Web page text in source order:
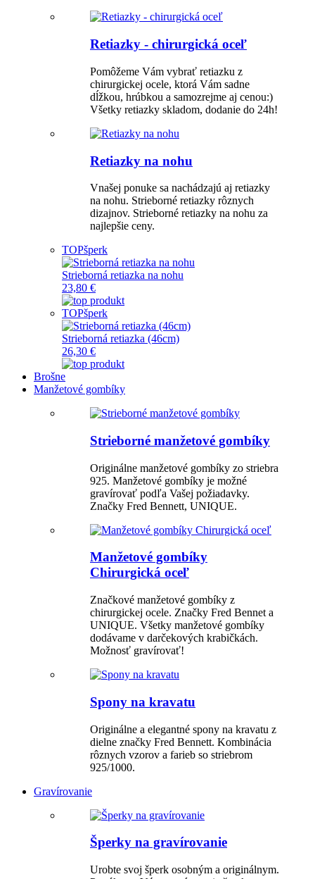
Retiazky - chirurgická oceľ
Pomôžeme Vám vybrať retiazku z
chirurgickej ocele, ktorá Vám sadne
dĺžkou, hrúbkou a samozrejme aj cenou:)
Všetky retiazky skladom, dodanie do 24h!
Retiazky na nohu
Vnašej ponuke sa nachádzajú aj retiazky
na nohu. Strieborné retiazky rôznych
dizajnov. Strieborné retiazky na nohu za
najlepšie ceny.
TOPšperk
Strieborná retiazka na nohu
23,80 €
TOPšperk
Strieborná retiazka (46cm)
26,30 €
Brošne
Manžetové gombíky
Strieborné manžetové gombíky
Originálne manžetové gombíky zo striebra
925. Manžetové gombíky je možné
gravírovať podľa Vašej požiadavky.
Značky Fred Bennett, UNIQUE.
Manžetové gombíky
Chirurgická oceľ
Značkové manžetové gombíky z
chirurgickej ocele. Značky Fred Bennet a
UNIQUE. Všetky manžetové gombíky
dodávame v darčekových krabičkách.
Možnosť gravírovať!
Spony na kravatu
Originálne a elegantné spony na kravatu z
dielne značky Fred Bennett. Kombinácia
rôznych vzorov a farieb so striebrom
925/1000.
Gravírovanie
Šperky na gravírovanie
Urobte svoj šperk osobným a originálnym.